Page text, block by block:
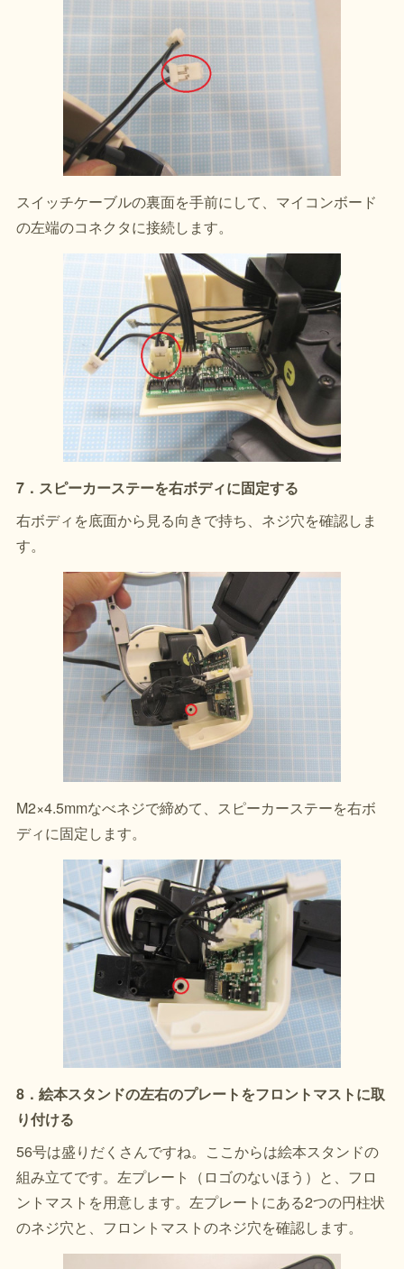
スイッチケーブルの裏面を手前にして、マイコンボード
の左端のコネクタに接続します。
7．スピーカーステーを右ボディに固定する
右ボディを底面から見る向きで持ち、ネジ穴を確認しま
す。
M2×4.5mmなべネジで締めて、スピーカーステーを右ボ
ディに固定します。
8．絵本スタンドの左右のプレートをフロントマストに取
り付ける
56号は盛りだくさんですね。ここからは絵本スタンドの
組み立てです。左プレート（ロゴのないほう）と、フロ
ントマストを用意します。左プレートにある2つの円柱状
のネジ穴と、フロントマストのネジ穴を確認します。